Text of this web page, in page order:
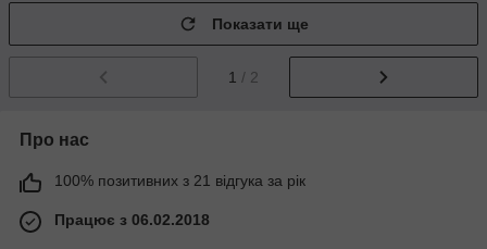
Показати ще
1 / 2
Про нас
100% позитивних з 21 відгука за рік
Працює з 06.02.2018